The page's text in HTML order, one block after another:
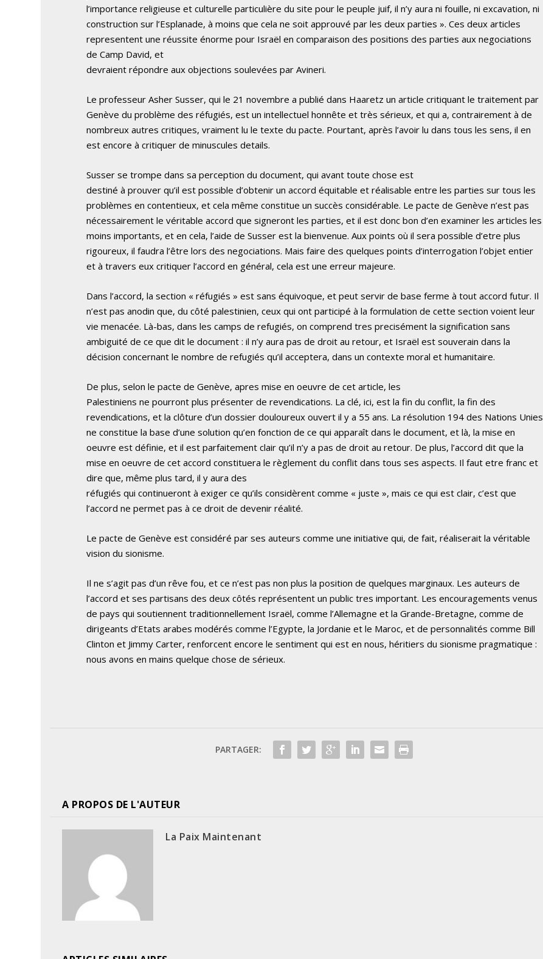
l’importance religieuse et culturelle particulière du site pour le peuple juif, il n’y aura ni fouille, ni excavation, ni
construction sur l’Esplanade, à moins que cela ne soit approuvé par les deux parties ». Ces deux articles
representent une réussite énorme pour Israël en comparaison des positions des parties aux negociations
de Camp David, et
devraient répondre aux objections soulevées par Avineri.
Le professeur Asher Susser, qui le 21 novembre a publié dans Haaretz un article critiquant le traitement par
Genève du problème des réfugiés, est un intellectuel honnête et très sérieux, et qui a, contrairement à de
nombreux autres critiques, vraiment lu le texte du pacte. Pourtant, après l’avoir lu dans tous les sens, il en
est encore à critiquer de minuscules details.
Susser se trompe dans sa perception du document, qui avant toute chose est
destiné à prouver qu’il est possible d’obtenir un accord équitable et réalisable entre les parties sur tous les
problèmes en contentieux, et cela même constitue un succès considérable. Le pacte de Genève n’est pas
nécessairement le véritable accord que signeront les parties, et il est donc bon d’en examiner les articles les
moins importants, et en cela, l’aide de Susser est la bienvenue. Aux points où il sera possible d’etre plus
rigoureux, il faudra l’être lors des negociations. Mais faire des quelques points d’interrogation l’objet entier
et à travers eux critiquer l’accord en général, cela est une erreur majeure.
Dans l’accord, la section « réfugiés » est sans équivoque, et peut servir de base ferme à tout accord futur. Il
n’est pas anodin que, du côté palestinien, ceux qui ont participé à la formulation de cette section voient leur
vie menacée. Là-bas, dans les camps de refugiés, on comprend tres precisément la signification sans
ambiguité de ce que dit le document : il n’y aura pas de droit au retour, et Israël est souverain dans la
décision concernant le nombre de refugiés qu’il acceptera, dans un contexte moral et humanitaire.
De plus, selon le pacte de Genève, apres mise en oeuvre de cet article, les
Palestiniens ne pourront plus présenter de revendications. La clé, ici, est la fin du conflit, la fin des
revendications, et la clôture d’un dossier douloureux ouvert il y a 55 ans. La résolution 194 des Nations Unies
ne constitue la base d’une solution qu’en fonction de ce qui apparaît dans le document, et là, la mise en
oeuvre est définie, et il est parfaitement clair qu’il n’y a pas de droit au retour. De plus, l’accord dit que la
mise en oeuvre de cet accord constituera le règlement du conflit dans tous ses aspects. Il faut etre franc et
dire que, même plus tard, il y aura des
réfugiés qui continueront à exiger ce qu’ils considèrent comme « juste », mais ce qui est clair, c’est que
l’accord ne permet pas à ce droit de devenir réalité.
Le pacte de Genève est considéré par ses auteurs comme une initiative qui, de fait, réaliserait la véritable
vision du sionisme.
Il ne s’agit pas d’un rêve fou, et ce n’est pas non plus la position de quelques marginaux. Les auteurs de
l’accord et ses partisans des deux côtés représentent un public tres important. Les encouragements venus
de pays qui soutiennent traditionnellement Israël, comme l’Allemagne et la Grande-Bretagne, comme de
dirigeants d’Etats arabes modérés comme l’Egypte, la Jordanie et le Maroc, et de personnalités comme Bill
Clinton et Jimmy Carter, renforcent encore le sentiment qui est en nous, héritiers du sionisme pragmatique :
nous avons en mains quelque chose de sérieux.
PARTAGER:
A PROPOS DE L'AUTEUR
La Paix Maintenant